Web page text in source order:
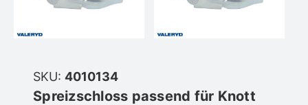
SKU: 4010134
Spreizschloss passend für Knott